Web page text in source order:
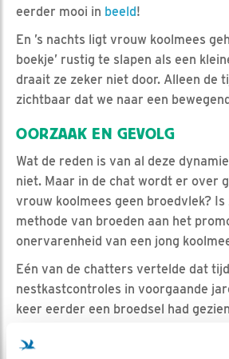
eerder mooi in beeld!
En ’s nachts ligt vrouw koolmees
boekje’ rustig te slapen als een
draait ze zeker niet door. Alleen de
zichtbaar dat we naar een
OORZAAK EN GEVOLG
Wat de reden is van al deze
niet. Maar in de chat wordt er over
vrouw koolmees geen broedvlek? Is
methode van broeden aan het
onervarenheid van een jong
Eén van de chatters vertelde dat
nestkastcontroles in voorgaande
keer eerder een broedsel had
Maar én dat is voor ons hoopvol, uit